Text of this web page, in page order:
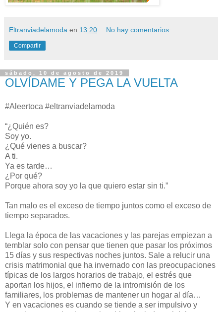
Eltranviadelamoda en 13:20 No hay comentarios:
Compartir
sábado, 10 de agosto de 2019
OLVÍDAME Y PEGA LA VUELTA
#Aleertoca #eltranviadelamoda
“¿Quién es?
Soy yo.
¿Qué vienes a buscar?
A ti.
Ya es tarde…
¿Por qué?
Porque ahora soy yo la que quiero estar sin ti.”
Tan malo es el exceso de tiempo juntos como el exceso de
tiempo separados.
Llega la época de las vacaciones y las parejas empiezan a
temblar solo con pensar que tienen que pasar los próximos
15 días y sus respectivas noches juntos. Sale a relucir una
crisis matrimonial que ha invernado con las preocupaciones
típicas de los largos horarios de trabajo, el estrés que
aportan los hijos, el infierno de la intromisión de los
familiares, los problemas de mantener un hogar al día…
Y en vacaciones es cuando se tiende a ser impulsivo y